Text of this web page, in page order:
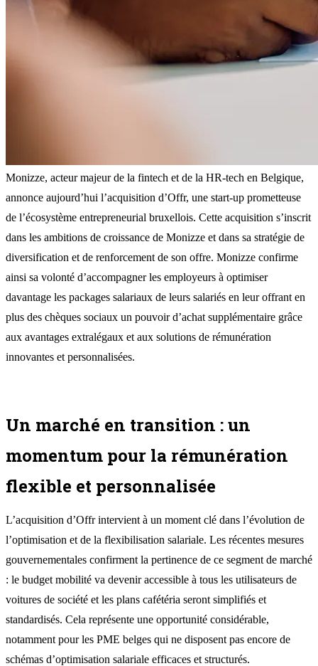
Monizze, acteur majeur de la fintech et de la HR-tech en Belgique,
annonce aujourd’hui l’acquisition d’Offr, une start-up prometteuse
de l’écosystème entrepreneurial bruxellois. Cette acquisition s’inscrit
dans les ambitions de croissance de Monizze et dans sa stratégie de
diversification et de renforcement de son offre. Monizze confirme
ainsi sa volonté d’accompagner les employeurs à optimiser
davantage les packages salariaux de leurs salariés en leur offrant en
plus des chèques sociaux un pouvoir d’achat supplémentaire grâce
aux avantages extralégaux et aux solutions de rémunération
innovantes et personnalisées.
Un marché en transition : un
momentum pour la rémunération
flexible et personnalisée
L’acquisition d’Offr intervient à un moment clé dans l’évolution de
l’optimisation et de la flexibilisation salariale. Les récentes mesures
gouvernementales confirment la pertinence de ce segment de marché
: le budget mobilité va devenir accessible à tous les utilisateurs de
voitures de société et les plans cafétéria seront simplifiés et
standardisés. Cela représente une opportunité considérable,
notamment pour les PME belges qui ne disposent pas encore de
schémas d’optimisation salariale efficaces et structurés.